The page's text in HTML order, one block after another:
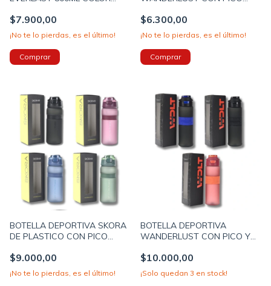
$7.900,00
¡No te lo pierdas, es el último!
$6.300,00
¡No te lo pierdas, es el último!
Comprar
BOTELLA DEPORTIVA SKORA
DE PLASTICO CON PICO
ANTIDESLIZANTE 700ml
(41862)
$9.000,00
¡No te lo pierdas, es el último!
BOTELLA DEPORTIVA
WANDERLUST CON PICO Y
(41860)
$10.000,00
¡Solo quedan 3 en stock!